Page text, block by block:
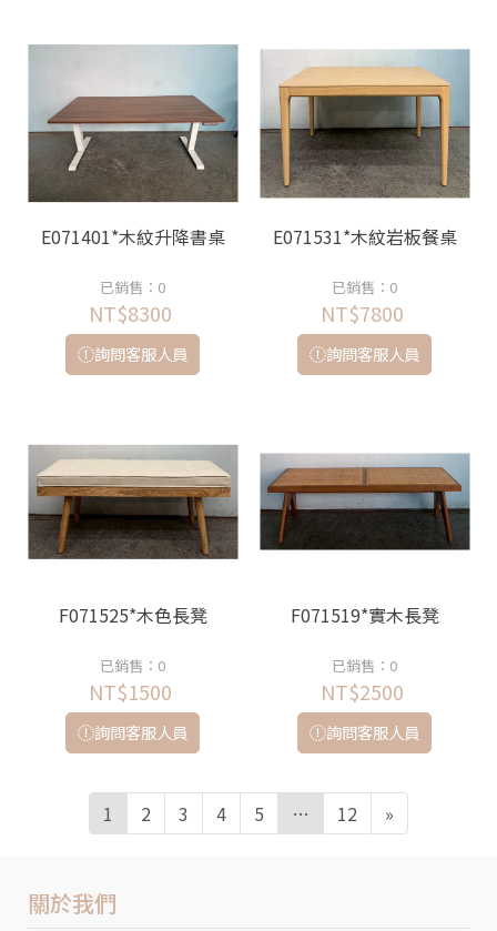
E071401*木紋升降書桌
已銷售：0
NT$8300
詢問客服人員
E071531*木紋岩板餐桌
已銷售：0
NT$7800
詢問客服人員
F071525*木色長凳
已銷售：0
NT$1500
詢問客服人員
F071519*實木長凳
已銷售：0
NT$2500
詢問客服人員
1 2 3 4 5 … 12 »
關於我們